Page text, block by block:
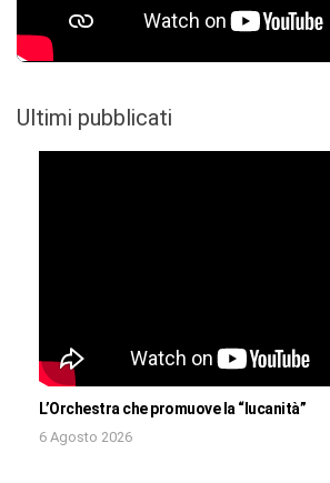
Ultimi pubblicati
L’Orchestra che promuove la “lucanità”
6 Agosto 2026